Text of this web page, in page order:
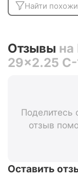
Найти
Отзывы на
29x2.25 C-
Поделитесь
отзыв
Оставить